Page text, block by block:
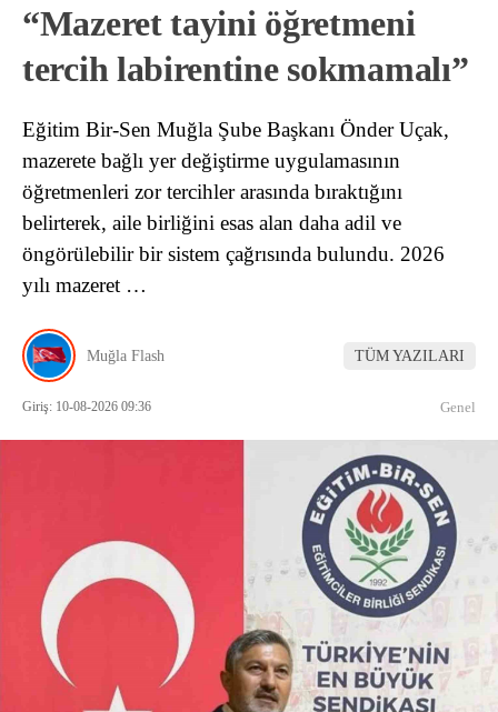
“Mazeret tayini öğretmeni
tercih labirentine sokmamalı”
Eğitim Bir-Sen Muğla Şube Başkanı Önder Uçak,
mazerete bağlı yer değiştirme uygulamasının
öğretmenleri zor tercihler arasında bıraktığını
belirterek, aile birliğini esas alan daha adil ve
öngörülebilir bir sistem çağrısında bulundu. 2026
yılı mazeret …
Muğla Flash TÜM YAZILARI
Giriş: 10-08-2026 09:36 Genel